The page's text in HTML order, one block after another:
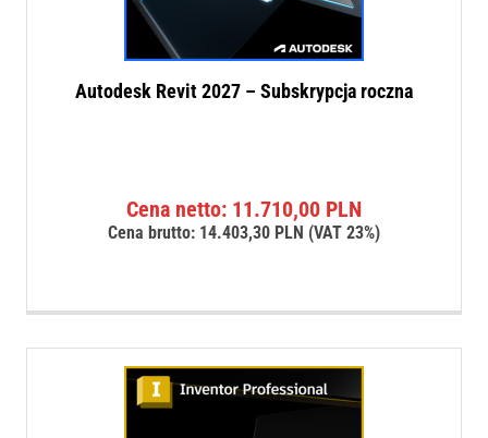
Autodesk Revit 2027 – Subskrypcja roczna
Cena netto: 11.710,00 PLN
Cena brutto: 14.403,30 PLN (VAT 23%)